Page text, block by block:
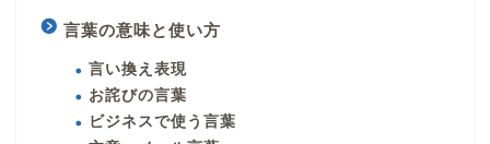
言葉の意味と使い方
言い換え表現
お詫びの言葉
ビジネスで使う言葉